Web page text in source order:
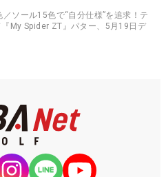
ソール15色で“自分仕様”を追求！テ
『My Spider ZT』パター、5月19日デ